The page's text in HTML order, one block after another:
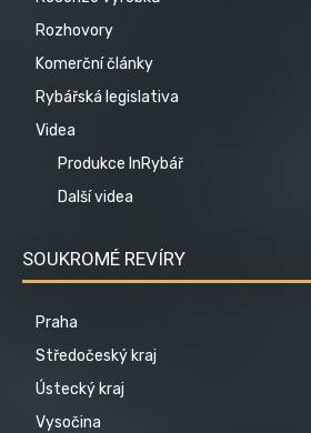
Rozhovory
Komerční články
Rybářská legislativa
Videa
Produkce InRybář
Další videa
SOUKROMÉ REVÍRY
Praha
Středočeský kraj
Ústecký kraj
Vysočina